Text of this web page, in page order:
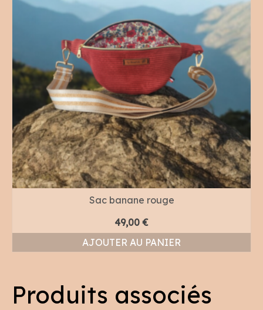
Sac banane rouge
49,00 €
AJOUTER AU PANIER
Produits associés